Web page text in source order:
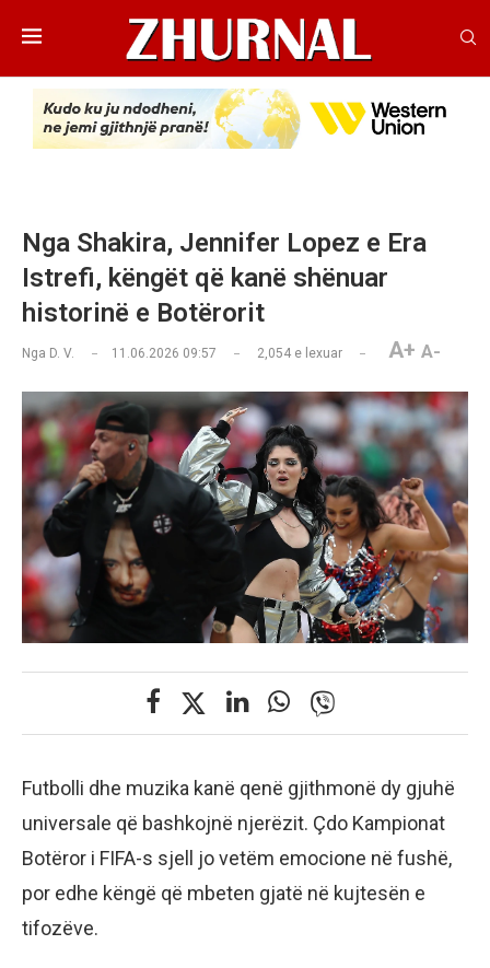
Nga Shakira, Jennifer Lopez e Era
Istrefi, këngët që kanë shënuar
historinë e Botërorit
Nga D. V. 11.06.2026 09:57 2,054 e lexuar A+ A-
Futbolli dhe muzika kanë qenë gjithmonë dy gjuhë
universale që bashkojnë njerëzit. Çdo Kampionat
Botëror i FIFA-s sjell jo vetëm emocione në fushë,
por edhe këngë që mbeten gjatë në kujtesën e
tifozëve.